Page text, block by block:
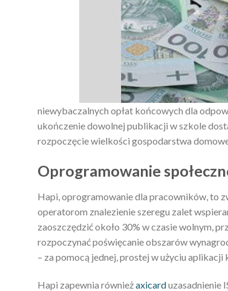
niewybaczalnych opłat końcowych dla
ukończenie dowolnej publikacji w szkole
rozpoczęcie wielkości gospodarstwa
Oprogramowanie
Hapi, oprogramowanie dla pracowników, to
operatorom znalezienie szeregu zalet
zaoszczędzić około 30% w czasie wolnym,
rozpoczynać poświęcanie obszarów
– za pomocą jednej, prostej w użyciu
Hapi zapewnia równieżaxicarduzasadnienie